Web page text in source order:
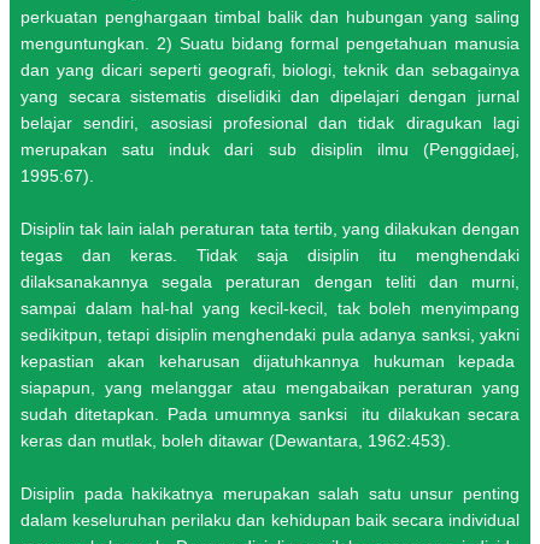
perkuatan penghargaan timbal balik dan hubungan yang saling
menguntungkan. 2) Suatu bidang formal pengetahuan manusia
dan yang dicari seperti geografi, biologi, teknik dan sebagainya
yang secara sistematis diselidiki dan dipelajari dengan jurnal
belajar sendiri, asosiasi profesional dan tidak diragukan lagi
merupakan satu induk dari sub disiplin ilmu (Penggidaej,
1995:67).
Disiplin tak lain ialah peraturan tata tertib, yang dilakukan dengan
tegas dan keras. Tidak saja disiplin itu menghendaki
dilaksanakannya segala peraturan dengan teliti dan murni,
sampai dalam hal-hal yang kecil-kecil, tak boleh menyimpang
sedikitpun, tetapi disiplin menghendaki pula adanya sanksi, yakni
kepastian akan keharusan dijatuhkannya hukuman kepada
siapapun, yang melanggar atau mengabaikan peraturan yang
sudah ditetapkan. Pada umumnya sanksi itu dilakukan secara
keras dan mutlak, boleh ditawar (Dewantara, 1962:453).
Disiplin pada hakikatnya merupakan salah satu unsur penting
dalam keseluruhan perilaku dan kehidupan baik secara individual